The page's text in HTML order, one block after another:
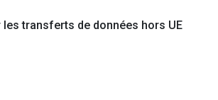
transferts de données hors UE